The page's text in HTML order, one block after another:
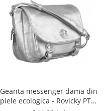
Geanta messenger dama din
piele ecologica - Rovicky PTR-